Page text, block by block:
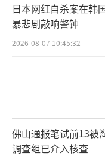
日本网红自杀案在韩
暴悲剧敲响警钟
2026-08-07 10:45:32
佛山通报笔试前13被
调查组已介入核查